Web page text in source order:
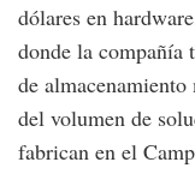
dólares en
donde la compañía
de
del volumen de
fabrican en el